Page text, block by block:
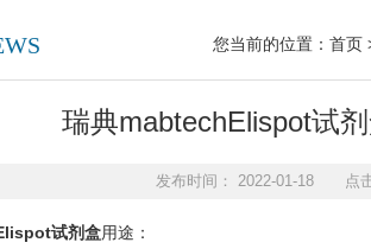
您当前的位置： 首页
瑞典mabtechElispot试
发布时间： 2022-01-18 点
试剂盒用途：